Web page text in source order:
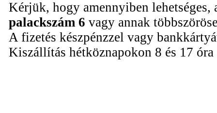
Kérjük, hogy amennyiben lehetséges,
palackszám 6 vagy annak
A fizetés készpénzzel vagy
Kiszállítás hétköznapokon 8 és 17